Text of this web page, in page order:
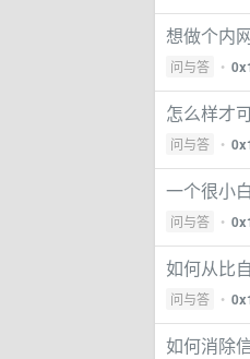
想做个内
问与答 •
怎么样才
问与答 •
一个很小
问与答 •
如何从比
问与答 •
如何消除